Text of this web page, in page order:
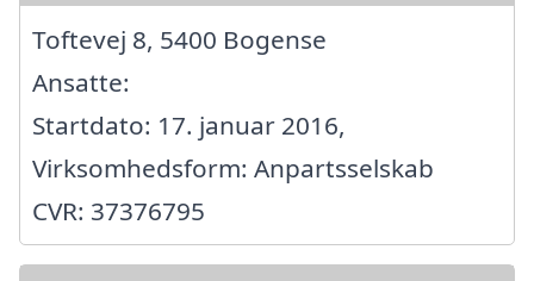
Toftevej 8, 5400 Bogense
Ansatte:
Startdato: 17. januar 2016,
Virksomhedsform: Anpartsselskab
CVR: 37376795